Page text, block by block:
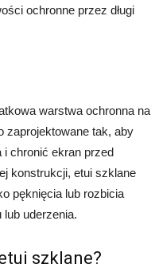
ochronne przez długi
warstwa ochronna na
zaprojektowane tak, aby
i chronić ekran przed
konstrukcji, etui szklane
pęknięcia lub rozbicia
uderzenia.
szklane?